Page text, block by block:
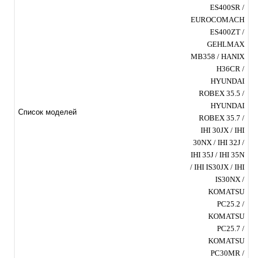
Список моделей
ES400SR /
EUROCOMACH
ES400ZT /
GEHLMAX
MB358 / HANIX
H36CR /
HYUNDAI
ROBEX 35.5 /
HYUNDAI
ROBEX 35.7 /
IHI 30JX / IHI
30NX / IHI 32J /
IHI 35J / IHI 35N
/ IHI IS30JX / IHI
IS30NX /
KOMATSU
PC25.2 /
KOMATSU
PC25.7 /
KOMATSU
PC30MR /